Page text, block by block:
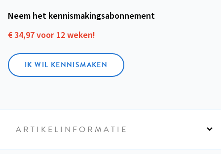
Neem het kennismakings­abonnement
€ 34,97 voor 12 weken!
IK WIL KENNISMAKEN
ARTIKELINFORMATIE